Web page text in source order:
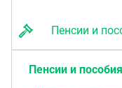
Пенсии и
Пенсии и пособия